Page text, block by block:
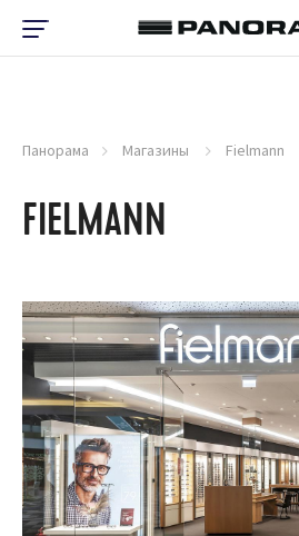
Панорама Магазины Fielmann
FIELMANN